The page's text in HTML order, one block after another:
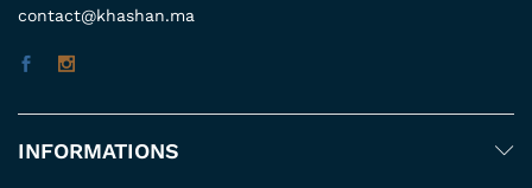
contact@khashan.ma
INFORMATIONS